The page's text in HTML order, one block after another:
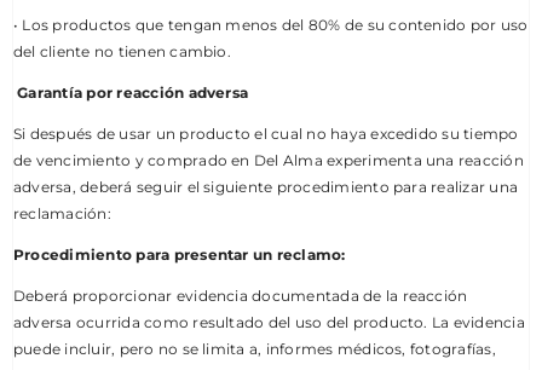
• Los productos que tengan menos del 80% de su contenido por uso
del cliente no tienen cambio.
Garantía por reacción adversa
Si después de usar un producto el cual no haya excedido su tiempo
de vencimiento y comprado en Del Alma experimenta una reacción
adversa, deberá seguir el siguiente procedimiento para realizar una
reclamación:
Procedimiento para presentar un reclamo:
Deberá proporcionar evidencia documentada de la reacción
adversa ocurrida como resultado del uso del producto. La evidencia
puede incluir, pero no se limita a, informes médicos, fotografías,